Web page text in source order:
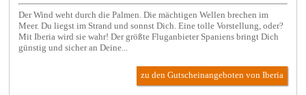
Der Wind weht durch die Palmen. Die mächtigen Wellen brechen im
Meer. Du liegst im Strand und sonnst Dich. Eine tolle Vorstellung, oder?
Mit Iberia wird sie wahr! Der größte Fluganbieter Spaniens bringt Dich
günstig und sicher an Deine...
zu den Gutscheinangeboten von Iberia